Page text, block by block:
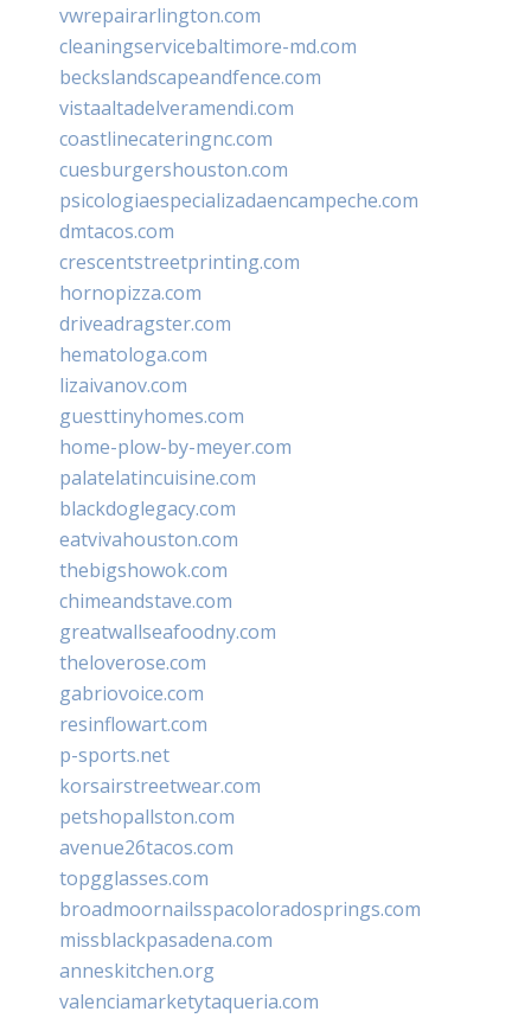
vwrepairarlington.com
cleaningservicebaltimore-md.com
beckslandscapeandfence.com
vistaaltadelveramendi.com
coastlinecateringnc.com
cuesburgershouston.com
psicologiaespecializadaencampeche.com
dmtacos.com
crescentstreetprinting.com
hornopizza.com
driveadragster.com
hematologa.com
lizaivanov.com
guesttinyhomes.com
home-plow-by-meyer.com
palatelatincuisine.com
blackdoglegacy.com
eatvivahouston.com
thebigshowok.com
chimeandstave.com
greatwallseafoodny.com
theloverose.com
gabriovoice.com
resinflowart.com
p-sports.net
korsairstreetwear.com
petshopallston.com
avenue26tacos.com
topgglasses.com
broadmoornailsspacoloradosprings.com
missblackpasadena.com
anneskitchen.org
valenciamarketytaqueria.com